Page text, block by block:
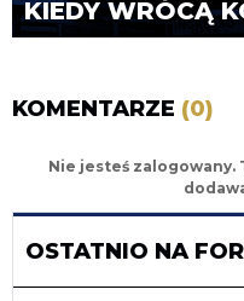
KIEDY WRÓCĄ
KOMENTARZE (0)
Nie jesteś zalogowany.
OSTATNIO NA